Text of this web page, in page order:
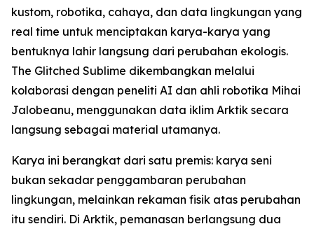
kustom, robotika, cahaya, dan data lingkungan yang
real time untuk menciptakan karya-karya yang
bentuknya lahir langsung dari perubahan ekologis.
The Glitched Sublime dikembangkan melalui
kolaborasi dengan peneliti AI dan ahli robotika Mihai
Jalobeanu, menggunakan data iklim Arktik secara
langsung sebagai material utamanya.
Karya ini berangkat dari satu premis: karya seni
bukan sekadar penggambaran perubahan
lingkungan, melainkan rekaman fisik atas perubahan
itu sendiri. Di Arktik, pemanasan berlangsung dua